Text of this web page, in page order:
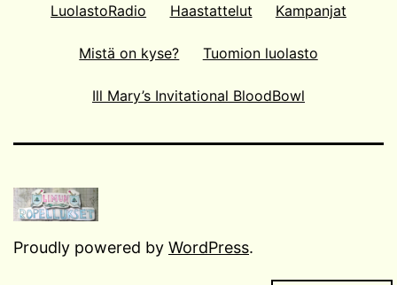
LuolastoRadio Haastattelut Kampanjat
Mistä on kyse? Tuomion luolasto
Ill Mary’s Invitational BloodBowl
Proudly powered by WordPress.